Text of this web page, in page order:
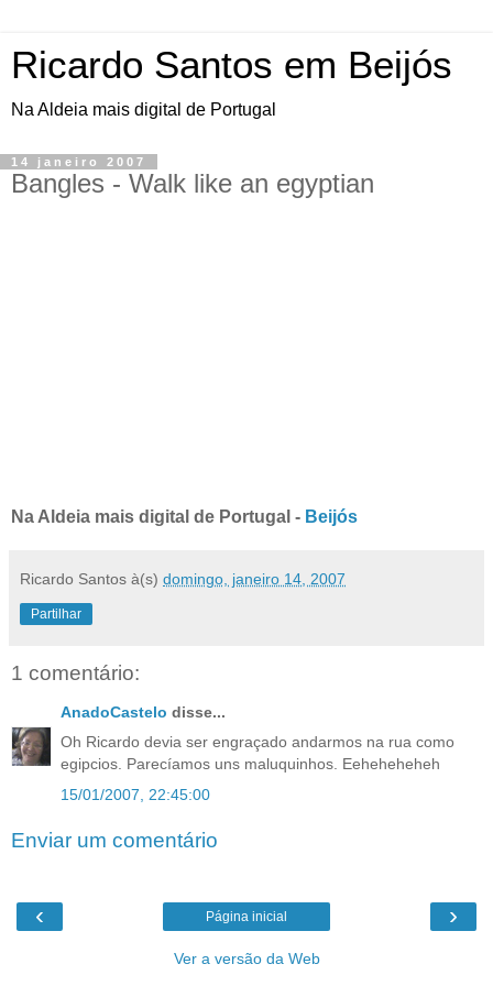
Ricardo Santos em Beijós
Na Aldeia mais digital de Portugal
14 janeiro 2007
Bangles - Walk like an egyptian
Na Aldeia mais digital de Portugal - Beijós
Ricardo Santos à(s) domingo, janeiro 14, 2007
Partilhar
1 comentário:
AnadoCastelo disse...
Oh Ricardo devia ser engraçado andarmos na rua como
egipcios. Parecíamos uns maluquinhos. Eeheheheheh
15/01/2007, 22:45:00
Enviar um comentário
‹ ›
Página inicial
Ver a versão da Web